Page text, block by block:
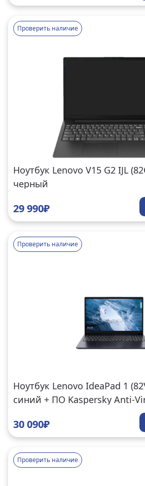
Проверить наличие
Ноутбук Lenovo V15 G2 IJL
черный
29 990₽
Проверить наличие
Ноутбук Lenovo IdeaPad 1
синий + ПО Kaspersky Anti-
30 090₽
Проверить наличие